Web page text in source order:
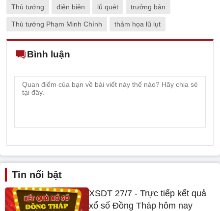
Thủ tướng điện biên lũ quét trưởng bản
Thủ tướng Phạm Minh Chính thảm họa lũ lụt
Bình luận
Tin nổi bật
XSDT 27/7 - Trực tiếp kết quả
xổ số Đồng Tháp hôm nay